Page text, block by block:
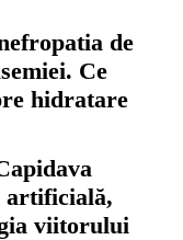
de
Ce
hidratare
artificială,
viitorului